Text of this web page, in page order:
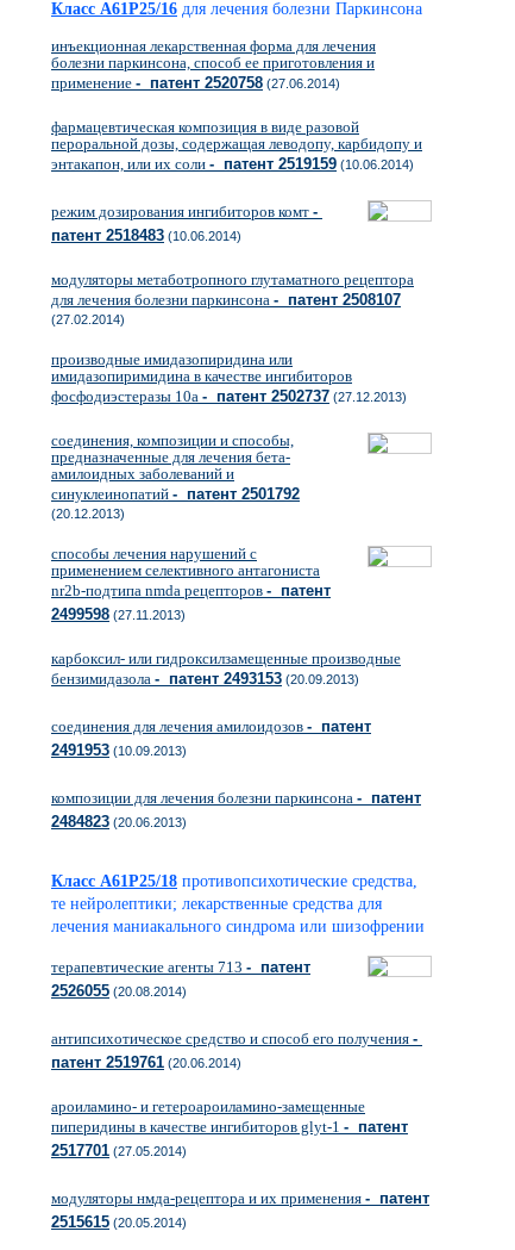
Класс A61P25/16 для лечения болезни Паркинсона
инъекционная лекарственная форма для лечения
болезни паркинсона, способ ее приготовления и
применение - патент 2520758 (27.06.2014)
фармацевтическая композиция в виде разовой
пероральной дозы, содержащая леводопу, карбидопу и
энтакапон, или их соли - патент 2519159 (10.06.2014)
режим дозирования ингибиторов комт -
патент 2518483 (10.06.2014)
модуляторы метаботропного глутаматного рецептора
для лечения болезни паркинсона - патент 2508107
(27.02.2014)
производные имидазопиридина или
имидазопиримидина в качестве ингибиторов
фосфодиэстеразы 10а - патент 2502737 (27.12.2013)
соединения, композиции и способы,
предназначенные для лечения бета-
амилоидных заболеваний и
синуклеинопатий - патент 2501792
(20.12.2013)
способы лечения нарушений с
применением селективного антагониста
nr2b-подтипа nmda рецепторов - патент
2499598 (27.11.2013)
карбоксил- или гидроксилзамещенные производные
бензимидазола - патент 2493153 (20.09.2013)
соединения для лечения амилоидозов - патент
2491953 (10.09.2013)
композиции для лечения болезни паркинсона - патент
2484823 (20.06.2013)
Класс A61P25/18 противопсихотические средства,
те нейролептики; лекарственные средства для
лечения маниакального синдрома или шизофрении
терапевтические агенты 713 - патент
2526055 (20.08.2014)
антипсихотическое средство и способ его получения -
патент 2519761 (20.06.2014)
ароиламино- и гетероароиламино-замещенные
пиперидины в качестве ингибиторов glyt-1 - патент
2517701 (27.05.2014)
модуляторы нмда-рецептора и их применения - патент
2515615 (20.05.2014)